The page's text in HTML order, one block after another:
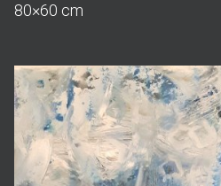
80×60 cm